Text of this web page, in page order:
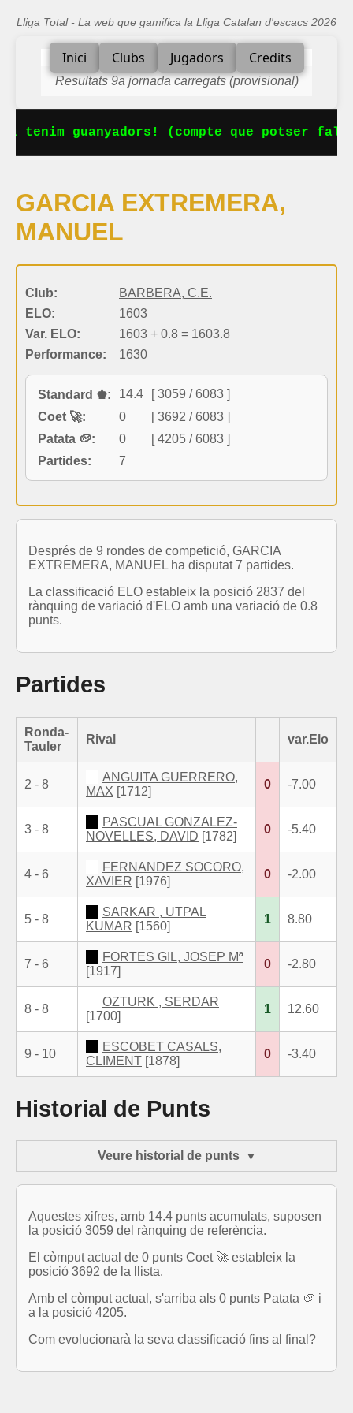
Lliga Total - La web que gamifica la Lliga Catalan d'escacs 2026
Inici Clubs Jugadors Credits
Resultats 9a jornada carregats (provisional)
tenim guanyadors! (compte que potser
GARCIA EXTREMERA,
MANUEL
Club:
BARBERA, C.E.
ELO:
1603
Var. ELO:
1603 + 0.8 = 1603.8
Performance:
1630
Standard ♚: 14.4
[ 3059 / 6083 ]
Coet 🚀:
0
[ 3692 / 6083 ]
Patata 🥔:
0
[ 4205 / 6083 ]
Partides:
7
Després de 9 rondes de competició, GARCIA
EXTREMERA, MANUEL ha disputat 7 partides.
La classificació ELO estableix la posició 2837 del
rànquing de variació d'ELO amb una variació de 0.8
punts.
Partides
Ronda-
Tauler
Rival var.Elo
2 - 8
ANGUITA GUERRERO,
MAX [1712]
0 -7.00
3 - 8
PASCUAL GONZALEZ-
NOVELLES, DAVID [1782]
0 -5.40
4 - 6
FERNANDEZ SOCORO,
XAVIER [1976]
0 -2.00
5 - 8
SARKAR , UTPAL
KUMAR [1560]
1 8.80
7 - 6
FORTES GIL, JOSEP Mª
[1917]
0 -2.80
8 - 8
OZTURK , SERDAR
[1700]
1 12.60
9 - 10
ESCOBET CASALS,
CLIMENT [1878]
0 -3.40
Historial de Punts
Veure historial de punts
Aquestes xifres, amb 14.4 punts acumulats, suposen
la posició 3059 del rànquing de referència.
El còmput actual de 0 punts Coet 🚀 estableix la
posició 3692 de la llista.
Amb el còmput actual, s'arriba als 0 punts Patata 🥔 i
a la posició 4205.
Com evolucionarà la seva classificació fins al final?